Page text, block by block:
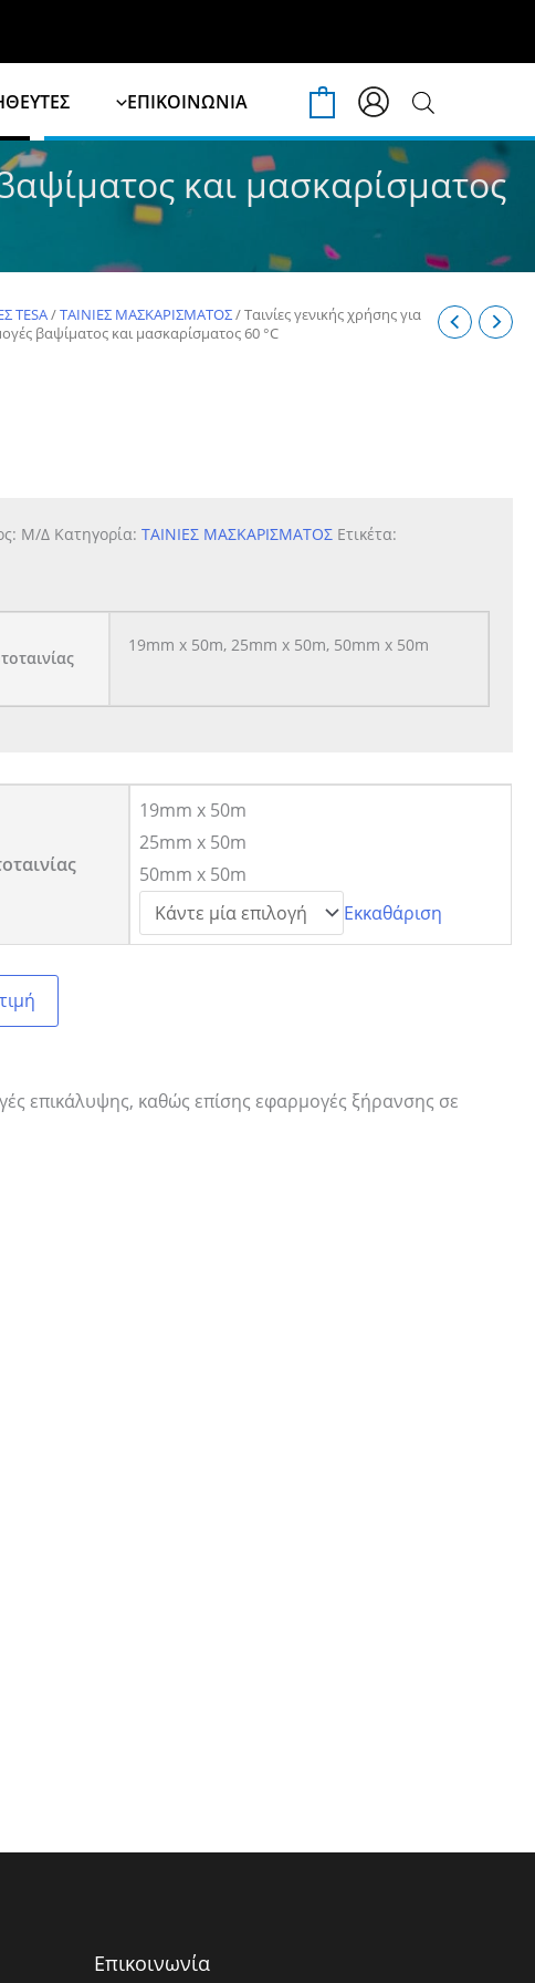
ΕΠΙΚΟΙΝΩΝΙΑ
και μασκαρίσματος
TESA/ΤΑΙΝΙΕΣ ΜΑΣΚΑΡΙΣΜΑΤΟΣ/ Ταινίες γενικής χρήσης για
βαψίματος και μασκαρίσματος 60 °C
Μ/Δ Κατηγορία:ΤΑΙΝΙΕΣ ΜΑΣΚΑΡΙΣΜΑΤΟΣ Ετικέτα:
19mm x 50m, 25mm x 50m, 50mm x 50m
19mm x 50m
25mm x 50m
50mm x 50m
Εκκαθάριση
επικάλυψης, καθώς επίσης εφαρμογές ξήρανσης σε
Επικοινωνία